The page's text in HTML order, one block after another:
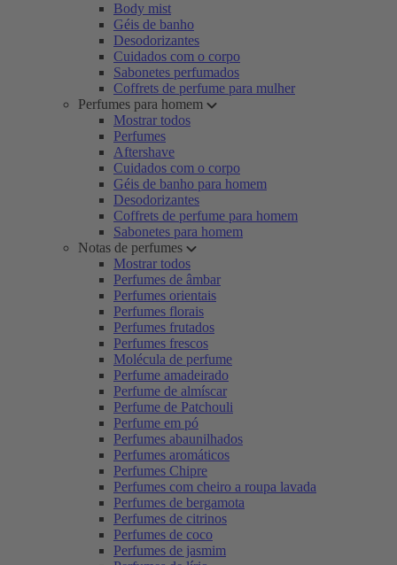
Body mist
Géis de banho
Desodorizantes
Cuidados com o corpo
Sabonetes perfumados
Coffrets de perfume para mulher
Perfumes para homem
Mostrar todos
Perfumes
Aftershave
Cuidados com o corpo
Géis de banho para homem
Desodorizantes
Coffrets de perfume para homem
Sabonetes para homem
Notas de perfumes
Mostrar todos
Perfumes de âmbar
Perfumes orientais
Perfumes florais
Perfumes frutados
Perfumes frescos
Molécula de perfume
Perfume amadeirado
Perfume de almíscar
Perfume de Patchouli
Perfume em pó
Perfumes abaunilhados
Perfumes aromáticos
Perfumes Chipre
Perfumes com cheiro a roupa lavada
Perfumes de bergamota
Perfumes de citrinos
Perfumes de coco
Perfumes de jasmim